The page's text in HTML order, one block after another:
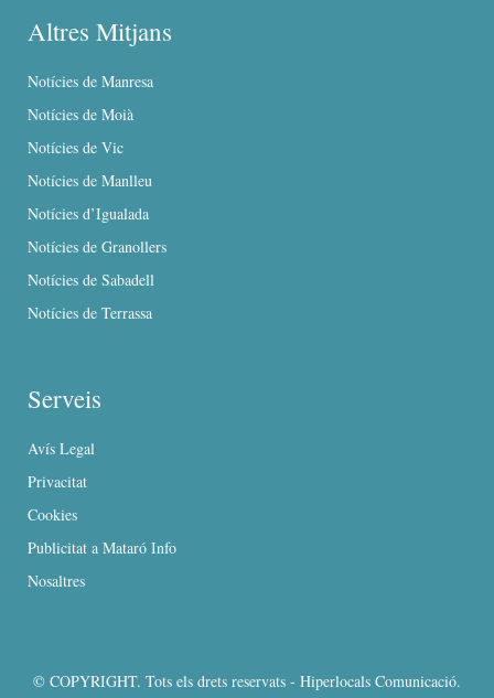
Altres Mitjans
Notícies de Manresa
Notícies de Moià
Notícies de Vic
Notícies de Manlleu
Notícies d’Igualada
Notícies de Granollers
Notícies de Sabadell
Notícies de Terrassa
Serveis
Avís Legal
Privacitat
Cookies
Publicitat a Mataró Info
Nosaltres
© COPYRIGHT. Tots els drets reservats - Hiperlocals Comunicació.